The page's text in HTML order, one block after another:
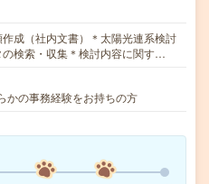
成（社内文書）＊太陽光連系検討
検索・収集＊検討内容に関す…
かの事務経験をお持ちの方